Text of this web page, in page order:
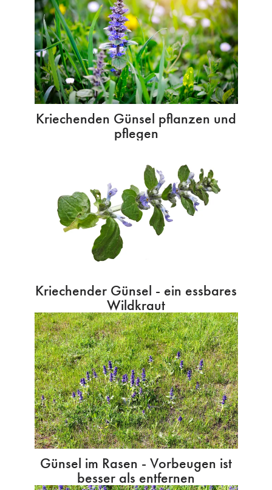
Kriechenden Günsel pflanzen und
pflegen
Kriechender Günsel - ein essbares
Wildkraut
Günsel im Rasen - Vorbeugen ist
besser als entfernen